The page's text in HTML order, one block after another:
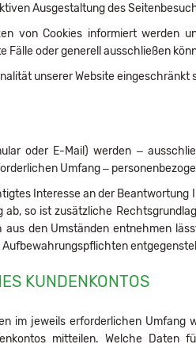
Ausgestaltung des
von Cookies informiert werden
Fälle oder generell ausschließen
unserer Website eingeschränkt
oder E-Mail) werden –
Umfang –
Interesse an der Beantwortung
so ist zusätzliche
den Umständen entnehmen
KUNDENKONTOS
im jeweils erforderlichen Umfang
mitteilen. Welche Daten